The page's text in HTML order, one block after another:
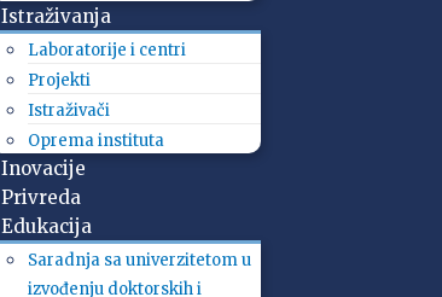
Istraživanja
Laboratorije i centri
Projekti
Istraživači
Oprema instituta
Inovacije
Privreda
Edukacija
Saradnja sa univerzitetom u
izvođenju doktorskih i